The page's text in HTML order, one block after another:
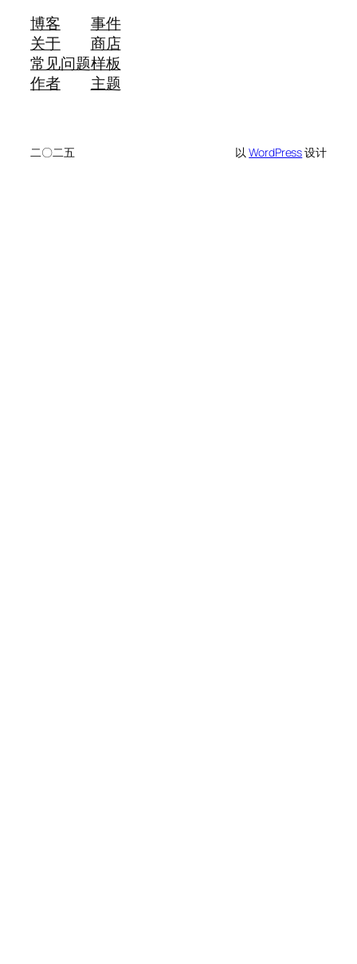
博客
关于
常见问题
作者
事件
商店
样板
主题
二〇二五 以WordPress设计